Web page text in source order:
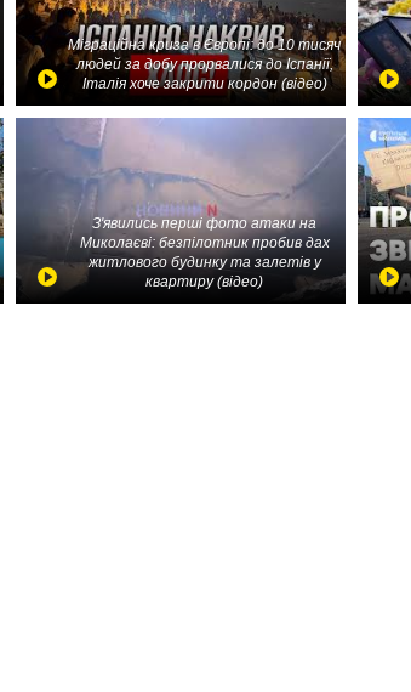
Міграційна криза в Європі: до 10 тисяч
людей за добу прорвалися до Іспанії,
Італія хоче закрити кордон (відео)
З'явились перші фото атаки на
Миколаєві: безпілотник пробив дах
житлового будинку та залетів у
квартиру (відео)